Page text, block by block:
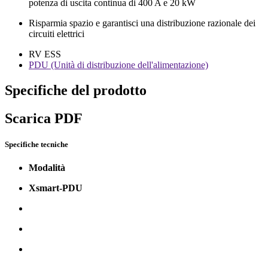
potenza di uscita continua di 400 A e 20 kW
Risparmia spazio e garantisci una distribuzione razionale dei
circuiti elettrici
RV ESS
PDU (Unità di distribuzione dell'alimentazione)
Specifiche del prodotto
Scarica PDF
Specifiche tecniche
Modalità
Xsmart-PDU